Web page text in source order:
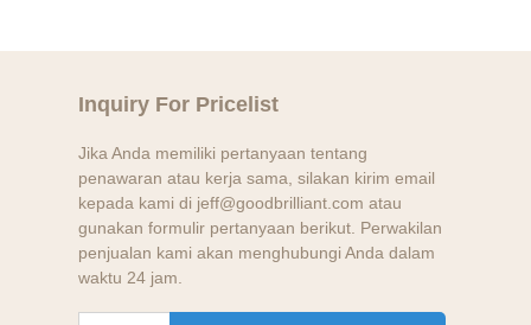
Inquiry For Pricelist
Jika Anda memiliki pertanyaan tentang
penawaran atau kerja sama, silakan kirim email
kepada kami di jeff@goodbrilliant.com atau
gunakan formulir pertanyaan berikut. Perwakilan
penjualan kami akan menghubungi Anda dalam
waktu 24 jam.